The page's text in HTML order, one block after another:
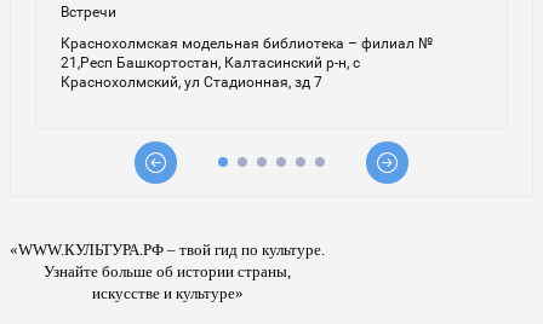
«WWW.КУЛЬТУРА.РФ – твой гид по культуре.
Узнайте больше об истории страны,
искусстве и культуре»